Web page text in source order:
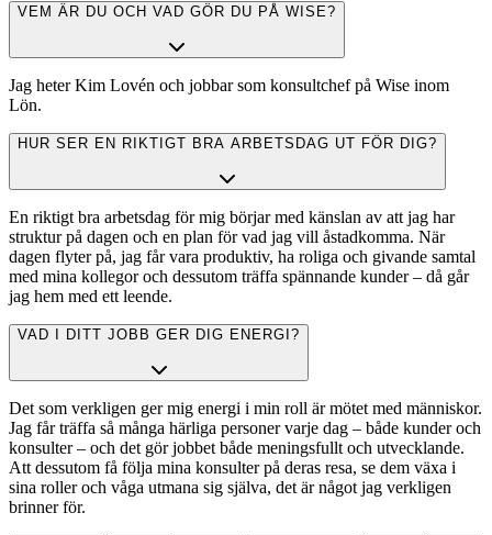
VEM ÄR DU OCH VAD GÖR DU PÅ WISE?
Jag heter Kim Lovén och jobbar som konsultchef på Wise inom
Lön.
HUR SER EN RIKTIGT BRA ARBETSDAG UT FÖR DIG?
En riktigt bra arbetsdag för mig börjar med känslan av att jag har
struktur på dagen och en plan för vad jag vill åstadkomma. När
dagen flyter på, jag får vara produktiv, ha roliga och givande samtal
med mina kollegor och dessutom träffa spännande kunder – då går
jag hem med ett leende.
VAD I DITT JOBB GER DIG ENERGI?
Det som verkligen ger mig energi i min roll är mötet med människor.
Jag får träffa så många härliga personer varje dag – både kunder och
konsulter – och det gör jobbet både meningsfullt och utvecklande.
Att dessutom få följa mina konsulter på deras resa, se dem växa i
sina roller och våga utmana sig själva, det är något jag verkligen
brinner för.